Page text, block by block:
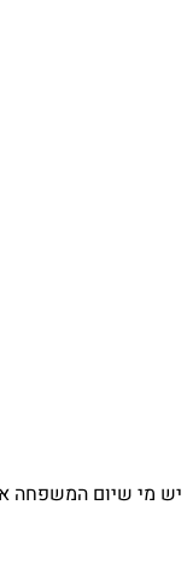
יש מי שיום המשפחה